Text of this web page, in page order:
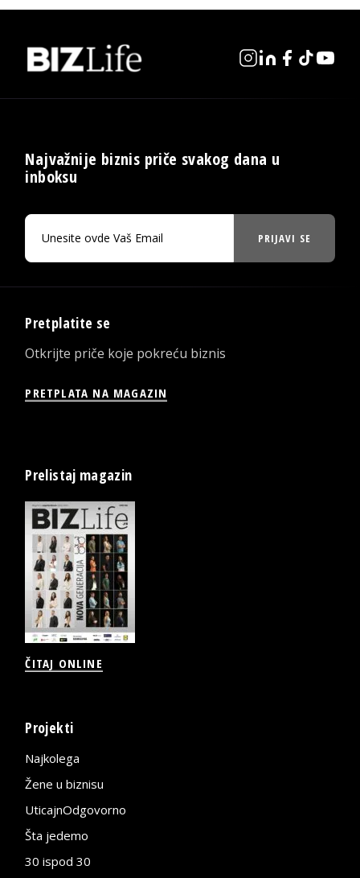
Najvažnije biznis priče svakog dana u
inboksu
PRIJAVI SE
Pretplatite se
Otkrijte priče koje pokreću biznis
PRETPLATA NA MAGAZIN
Prelistaj magazin
ČITAJ ONLINE
Projekti
Najkolega
Žene u biznisu
UticajnOdgovorno
Šta jedemo
30 ispod 30